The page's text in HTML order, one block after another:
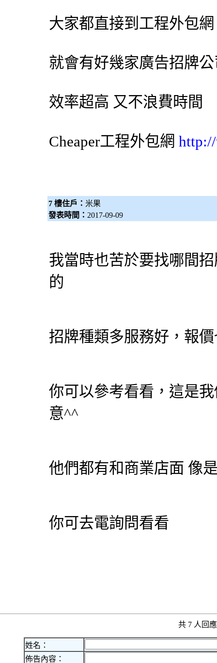
大家都直接到工程外包網
就會有好幾家廣告招牌
效率超高 又不浪費時間
Cheaper工程外包網
7 樓住戶： 米果
發表時間： 2017-09-09
我當時也苦於要找哪間
的
招牌種類多服務好，報
你可以參考看看，這是
意^^
他們都有和商業店面 像
你可去電詢問看看
共 7 人回
姓名：
佈告內容：